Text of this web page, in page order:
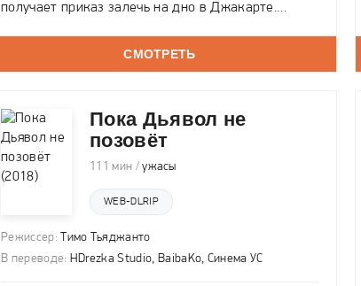
получает приказ залечь на дно в Джакарте.
бедном районе и проникается симпатией к
СМОТРЕТЬ
Пока Дьявол не
позовёт
111 мин /ужасы
WEB-DLRIP
Режиссер: Тимо Тьяджанто
В переводе: HDrezka Studio, BaibaKo, Синема УС